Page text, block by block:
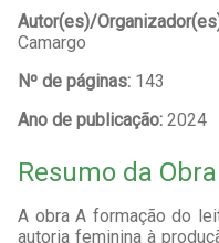
Autor(es)/
Camargo
Nº de páginas: 143
Ano de publicação: 2024
Resumo da
A obra A formação do
autoria feminina à